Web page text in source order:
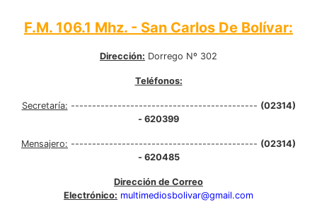
F.M. 106.1 Mhz. - San Carlos De Bolívar:
Dirección: Dorrego Nº 302
Teléfonos:
Secretaría: -------------------------------------------- (02314)
- 620399
Mensajero: -------------------------------------------- (02314)
- 620485
Dirección de Correo
Electrónico: multimediosbolivar@gmail.com